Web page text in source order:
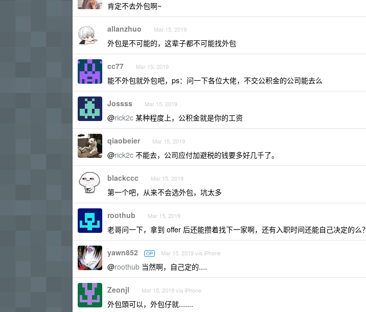
肯定不去外包啊~
allanzhuo Mar 15, 2019
外包是不可能的，这辈子都不可能找外包
cc77 Mar 15, 2019
能不外包就外包吧，ps：问一下各位大佬，不交公积金的公司能去么
Jossss Mar 15, 2019
@rick2c 某种程度上，公积金就是你的工资
qiaobeier Mar 15, 2019
@rick2c 不能去，公司应付加避税的钱要多好几千了。
blackccc Mar 15, 2019
第一个吧，从来不会选外包，坑太多
roothub Mar 15, 2019
老哥问一下，拿到 offer 后还能攒着找下一家啊，还有入职时间还能自己决定的么？
yawn852 OP Mar 15, 2019 via iPhone
@roothub 当然啊，自己定的....
Zeonjl Mar 15, 2019 via iPhone
外包頭可以，外包仔就.......